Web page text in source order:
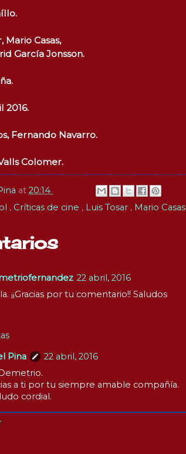
Mario Casas,
García Jonsson.
2016.
Fernando Navarro.
Colomer.
at 20:14
, Críticas de cine , Luis Tosar , Mario Casas
22 abril, 2016
¡¡Gracias por tu comentario!! Saludos
Pina
22 abril, 2016
a ti por tu siempre amable compañía.
cordial.